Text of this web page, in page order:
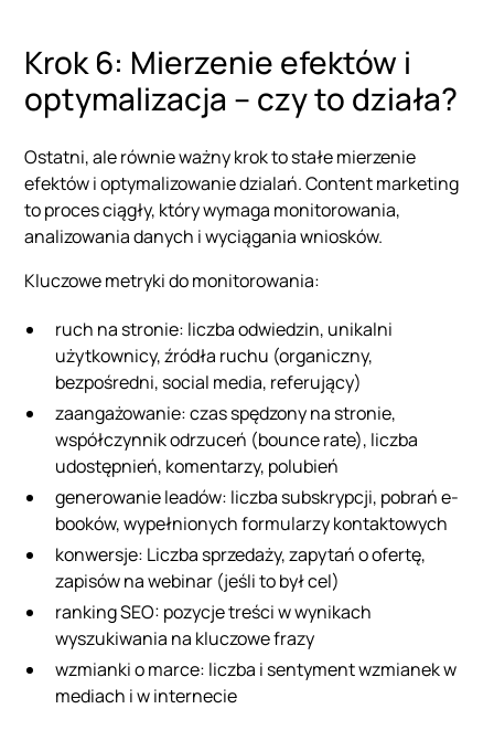
Krok 6: Mierzenie efektów i
optymalizacja – czy to działa?
Ostatni, ale równie ważny krok to stałe mierzenie
efektów i optymalizowanie dzialań. Content marketing
to proces ciągły, który wymaga monitorowania,
analizowania danych i wyciągania wniosków.
Kluczowe metryki do monitorowania:
ruch na stronie: liczba odwiedzin, unikalni
użytkownicy, źródła ruchu (organiczny,
bezpośredni, social media, referujący)
zaangażowanie: czas spędzony na stronie,
współczynnik odrzuceń (bounce rate), liczba
udostępnień, komentarzy, polubień
generowanie leadów: liczba subskrypcji, pobrań e-
booków, wypełnionych formularzy kontaktowych
konwersje: Liczba sprzedaży, zapytań o ofertę,
zapisów na webinar (jeśli to był cel)
ranking SEO: pozycje treści w wynikach
wyszukiwania na kluczowe frazy
wzmianki o marce: liczba i sentyment wzmianek w
mediach i w internecie